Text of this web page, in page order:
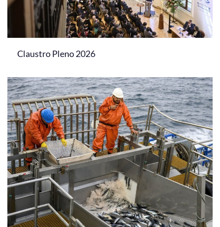
Claustro Pleno 2026